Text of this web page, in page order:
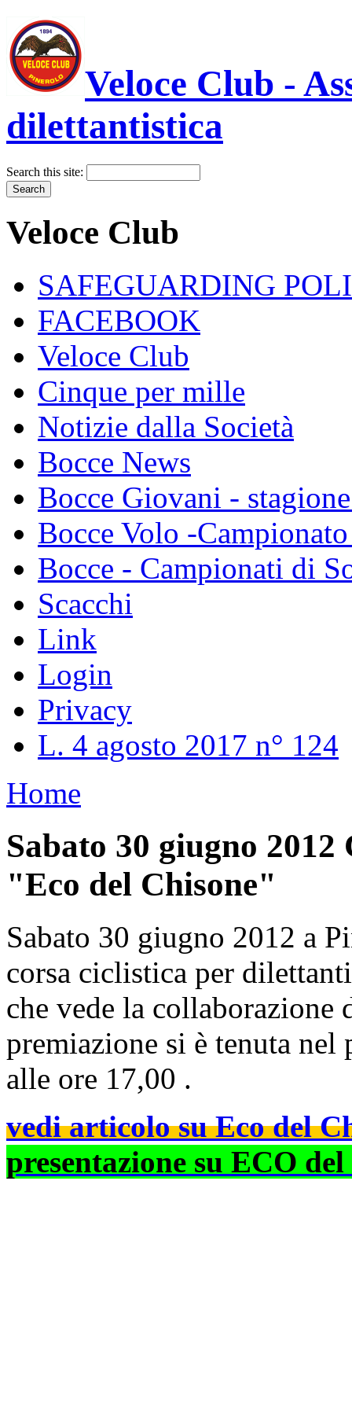
Veloce Club -
dilettantistica
Search this site:
Veloce Club
SAFEGUARDING
FACEBOOK
Veloce Club
Cinque per mille
Notizie dalla Società
Bocce News
Bocce Giovani -
Bocce Volo -
Bocce - Campionati di
Scacchi
Link
Login
Privacy
L. 4 agosto 2017 n° 124
Home
Sabato 30 giugno
"Eco del Chisone"
Sabato 30 giugno 2012 a
corsa ciclistica per
che vede la collaborazione
premiazione si è tenuta
alle ore 17,00 .
vedi articolo su Eco del
presentazione su ECO